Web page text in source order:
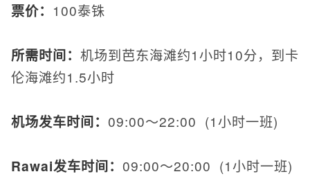
票价： 100泰铢
所需时间： 机场到芭东海滩约1小时10分，到卡
伦海滩约1.5小时
机场发车时间： 09:00～22:00 (1小时一班)
Rawai发车时间： 09:00～20:00 (1小时一班)